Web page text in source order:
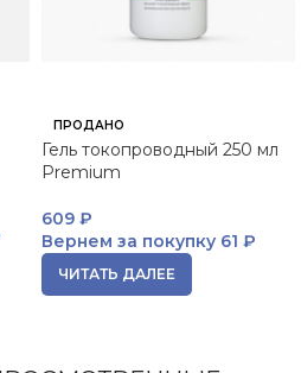
ПРОДАНО
Гель токопроводный 250 мл
Premium
609 ₽
Вернем за покупку 61 ₽
ЧИТАТЬ ДАЛЕЕ